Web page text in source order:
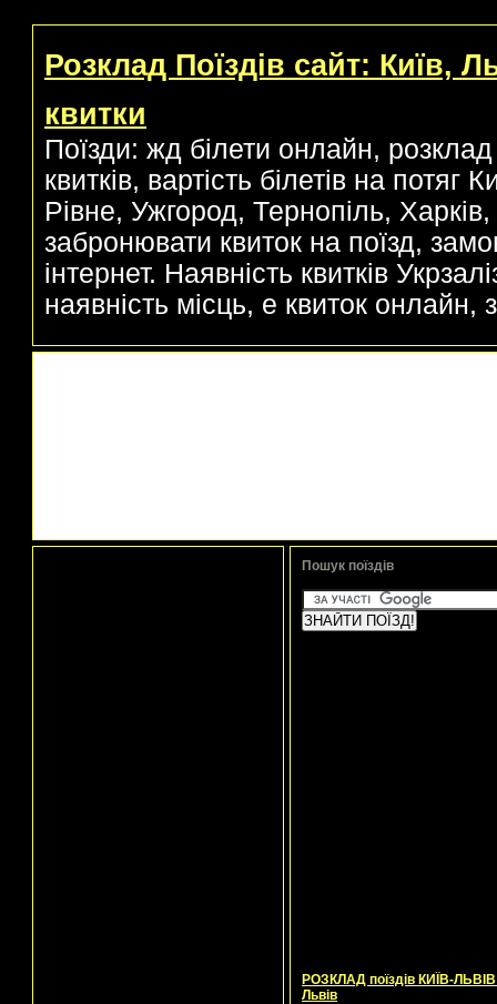
Розклад Поїздів сайт: Київ,
квитки
Поїзди: жд білети онлайн, розклад
квитків, вартість білетів на потяг
Рівне, Ужгород, Тернопіль,
забронювати квиток на поїзд,
інтернет. Наявність квитків
наявність місць, е квиток онлайн,
Пошук поїздів
РОЗКЛАД поїздів КИЇВ-
Львів